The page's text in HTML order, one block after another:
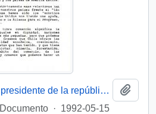
Respuestas de S.E el presidente de la república Don Patricio Aylwin Azócar a consultas realizadas por miembros del club de la prensa
Documento · 1992-05-15